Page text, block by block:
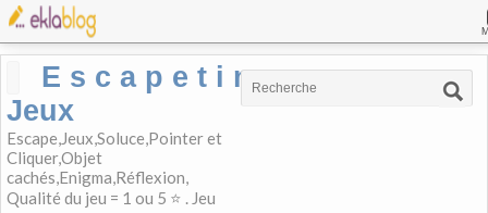
E s c a p e t i m e-
Jeux
Escape,Jeux,Soluce,Pointer et
Cliquer,Objet
cachés,Enigma,Réflexion,
Qualité du jeu = 1 ou 5 ⭐ . Jeu